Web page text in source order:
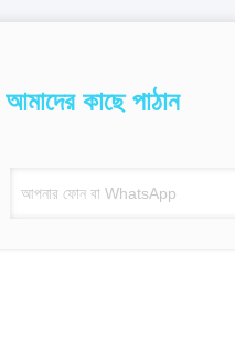
কাছে পাঠান